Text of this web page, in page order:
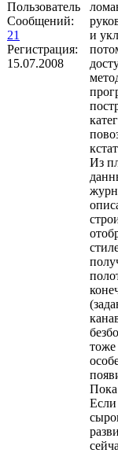
Пользователь
Сообщений:
21
Регистрация:
15.07.2008
и
Из
тоже
Пока
Если